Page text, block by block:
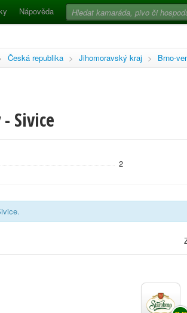
Nápověda
Česká republika > Jihomoravský kraj > Brno-
Sivice
2